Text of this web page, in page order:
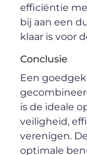
efficiëntie
bij aan een
klaar is voor
Conclusie
Een
is de ideale
veiligheid,
verenigen.
optimale